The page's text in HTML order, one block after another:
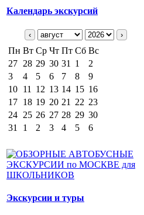
Календарь экскурсий
‹ ›
Пн Вт Ср Чт Пт Сб Вс
27 28 29 30 31 1
2
3
4 5 6 7 8
9
10 11 12 13 14 15 16
17 18 19 20 21 22 23
24 25 26 27 28 29 30
31
1 2 3 4 5 6
Экскурсии и туры